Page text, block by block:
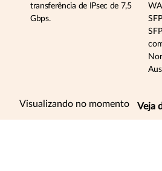
transferência de IPsec de 7,5
Gbps.
Visualizando no momento Veja